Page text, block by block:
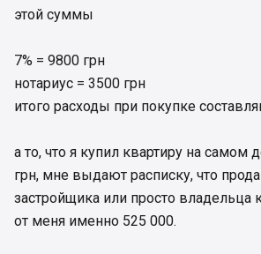
этой суммы
7% = 9800 грн
нотариус = 3500 грн
итого расходы при покупке
а то, что я купил квартиру на самом
грн, мне выдают расписку, что
застройщика или просто владельца
от меня именно 525 000.